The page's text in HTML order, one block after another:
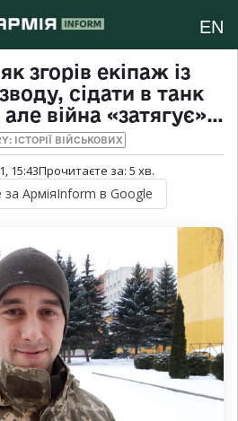
EN
згорів екіпаж із
сідати в танк
війна «затягує»…
ІСТОРІЇ ВІЙСЬКОВИХ
15:43Прочитаєте за: 5 хв.
за АрміяInform в Google